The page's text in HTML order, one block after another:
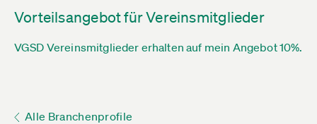
Vorteilsangebot für Vereinsmitglieder
VGSD Vereinsmitglieder erhalten auf mein Angebot 10%.
Alle Branchenprofile